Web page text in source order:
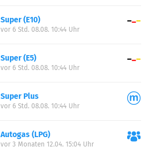
00:00-23:59
Super (E10)
vor 6 Std. 08.08. 10:44 Uhr
Super (E5)
vor 6 Std. 08.08. 10:44 Uhr
Super Plus
vor 6 Std. 08.08. 10:44 Uhr
Autogas (LPG)
vor 3 Monaten 12.04. 15:04 Uhr